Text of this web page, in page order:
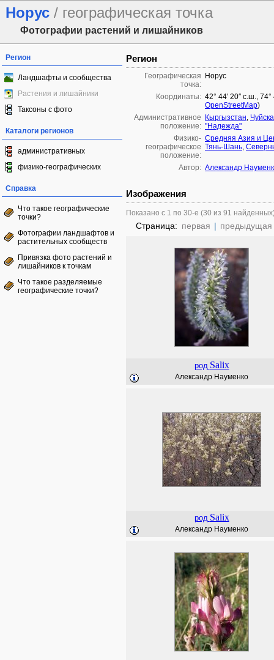
Норус / географическая точка
Фотографии растений и лишайников
Регион
Ландшафты и сообщества
Растения и лишайники
Таксоны с фото
Каталоги регионов
административных
физико-географических
Справка
Что такое географические
точки?
Фотографии ландшафтов и
растительных сообществ
Привязка фото растений и
лишайников к точкам
Что такое разделяемые
географические точки?
Регион
Географическая
точка:
Норус
Координаты: 42° 44′ 20″ с.ш.,
OpenStreetMap)
Административное
положение:
Кыргызстан,
"Надежда"
Физико-
географическое
положение:
Средняя Азия и
Тянь-Шань,
Автор: Александр
Изображения
Показано с 1 по 30-е (30 из 91
Страница: первая | предыдущая
род Salix
Александр Науменко
род Salix
Александр Науменко